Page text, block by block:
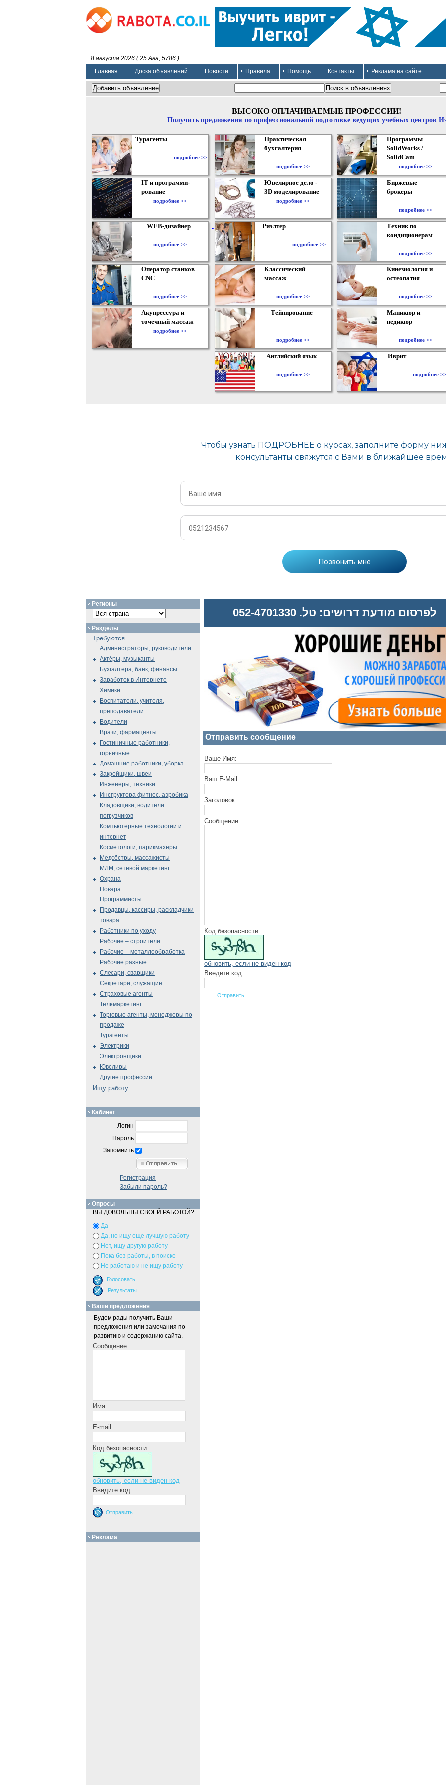
8 августа 2026 ( 25 Ава, 5786 ).
Главная
Доска объявлений Новости Правила Помощь Контакты Реклама на сайте
ВЫСОКО ОПЛАЧИВАЕМЫЕ ПРОФЕССИИ!
Получить предложения по профессиональной подготовке ведущих учебных центров
Турагенты
подробнее >>
Практическая
бухгалтерия
подробнее >>
Программы
SolidWorks /
SolidCam
подробнее >>
IT и программи-
рование
подробнее >>
Ювелирное дело -
3D моделирование
подробнее >>
Биржевые
брокеры
подробнее >>
WEB-дизайнер
подробнее >>
Риэлтер
подробнее >>
Техник по
кондиционерам
подробнее >>
Оператор станков
CNC
подробнее >>
Классический
массаж
подробнее >>
Кинезиология и
остеопатия
подробнее >>
Акупрессура и
точечный массаж
подробнее >>
Тейпирование
подробнее >>
Маникюр и
педикюр
подробнее >>
Английский язык
подробнее >>
Иврит
подробнее >>
לפרסום מודעת דרושים: טל. 052-4701330
Отправить сообщение
Ваше Имя:
Ваш E-Mail:
Заголовок:
Сообщение:
Код безопасности:
обновить, если не виден код
Введите код:
Регионы
Разделы
Требуются
Администраторы, руководители
Актёры, музыканты
Бухгалтера, банк, финансы
Заработок в Интернете
Химики
Воспитатели, учителя,
преподаватели
Водители
Врачи, фармацевты
Гостиничные работники,
горничные
Домашние работники, уборка
Закройщики, швеи
Инженеры, техники
Инструктора фитнес, аэробика
Кладовщики, водители
погрузчиков
Компьютерные технологии и
интернет
Косметологи, парикмахеры
Медсёстры, массажисты
МЛМ, сетевой маркетинг
Охрана
Повара
Программисты
Продавцы, кассиры, раскладчики
товара
Работники по уходу
Рабочие – строители
Рабочие – металлообработка
Рабочие разные
Слесари, сварщики
Секретари, служащие
Страховые агенты
Телемаркетинг
Торговые агенты, менеджеры по
продаже
Турагенты
Электрики
Электронщики
Ювелиры
Другие профессии
Ищу работу
Кабинет
Логин
Пароль
Запомнить
Регистрация
Забыли пароль?
Опросы
ВЫ ДОВОЛЬНЫ СВОЕЙ РАБОТОЙ?
Да
Да, но ищу еще лучшую работу
Нет, ищу другую работу
Пока без работы, в поиске
Не работаю и не ищу работу
Ваши предложения
Будем рады получить Ваши
предложения или замечания по
развитию и содержанию сайта.
Сообщение:
Имя:
E-mail:
Код безопасности:
обновить, если не виден код
Введите код:
Реклама